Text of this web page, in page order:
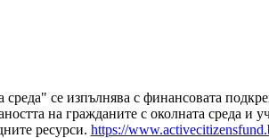
се изпълнява с финансовата
на гражданите с околната среда и
ресурси. https://